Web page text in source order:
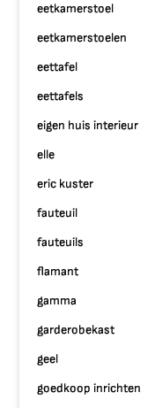
eetkamerstoel
eetkamerstoelen
eettafel
eettafels
eigen huis interieur
elle
eric kuster
fauteuil
fauteuils
flamant
gamma
garderobekast
geel
goedkoop inrichten